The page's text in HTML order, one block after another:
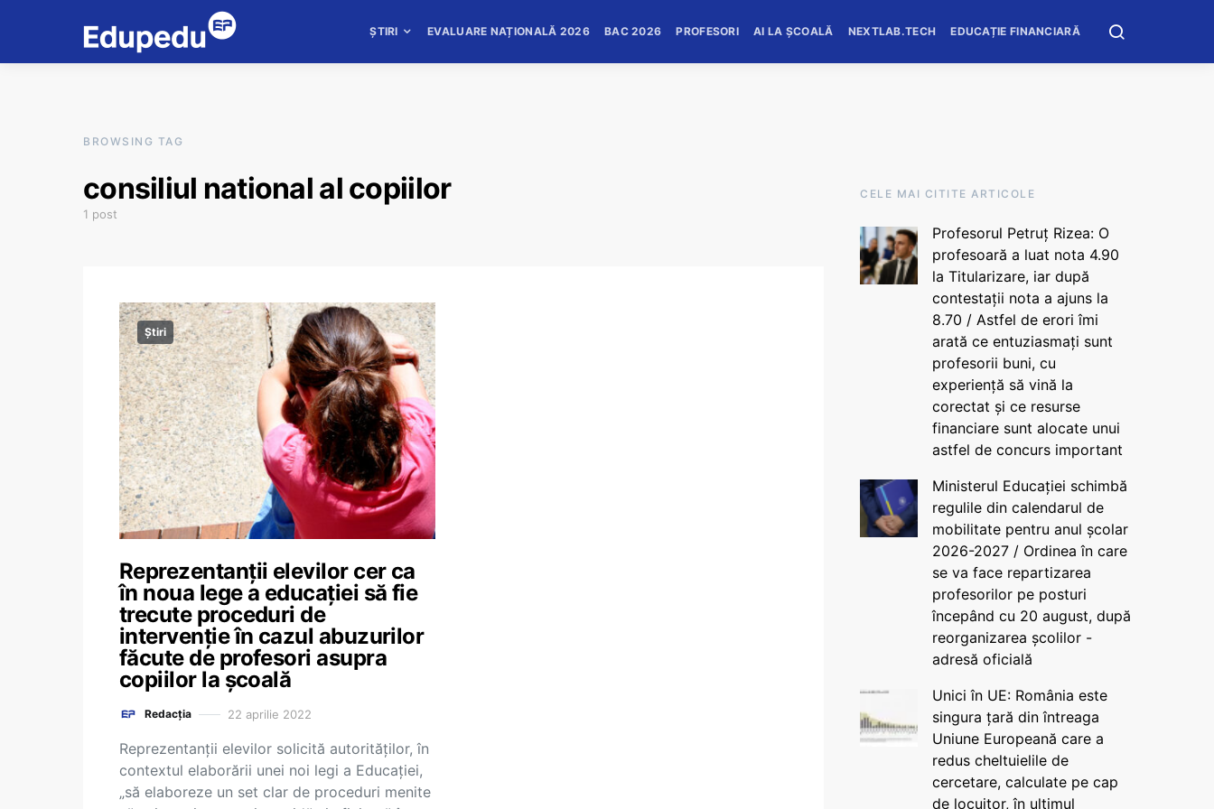
ȘTIRI EVALUARE NAȚIONALĂ 2026 BAC 2026 PROFESORI AI LA ȘCOALĂ NEXTLAB.TECH EDUCAȚIE FINANCIARĂ
BROWSING TAG
consiliul national al copiilor
1 post
Știri
Reprezentanții elevilor cer ca
în noua lege a educației să fie
trecute proceduri de
intervenție în cazul abuzurilor
făcute de profesori asupra
copiilor la școală
Redacția 22 aprilie 2022
Reprezentanții elevilor solicită autorităților, în
contextul elaborării unei noi legi a Educației,
„să elaboreze un set clar de proceduri menite
CELE MAI CITITE ARTICOLE
Profesorul Petruț Rizea: O
profesoară a luat nota 4.90
la Titularizare, iar după
contestații nota a ajuns la
8.70 / Astfel de erori îmi
arată ce entuziasmați sunt
profesorii buni, cu
experiență să vină la
corectat și ce resurse
financiare sunt alocate unui
astfel de concurs important
Ministerul Educației schimbă
regulile din calendarul de
mobilitate pentru anul școlar
2026-2027 / Ordinea în care
se va face repartizarea
profesorilor pe posturi
începând cu 20 august, după
reorganizarea școlilor -
adresă oficială
Unici în UE: România este
singura țară din întreaga
Uniune Europeană care a
redus cheltuielile de
cercetare, calculate pe cap
de locuitor, în ultimul